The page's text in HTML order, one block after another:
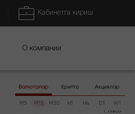
Кабинетга кириш
О компании
Валюталар Крипто Акциялар
M5 M15 M30 H1 H4 D1 W1